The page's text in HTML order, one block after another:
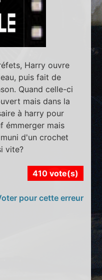
Harry ouvre
puis fait de
Quand celle-ci
mais dans la
à harry pour
émmerger mais
d'un crochet
vite?
410 vote(s)
pour cette erreur